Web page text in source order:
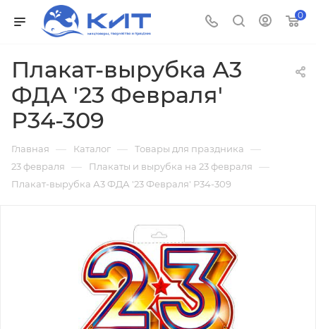
0
Плакат-вырубка А3
ФДА '23 Февраля'
Р34-309
Главная — Каталог — Товары для праздника —
23 февраля — Плакаты и вырубка на 23 февраля —
Плакат-вырубка А3 ФДА '23 Февраля' Р34-309